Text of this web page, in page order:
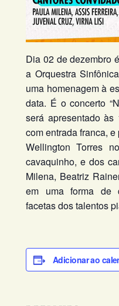
Dia 02 de dezembro
a Orquestra
uma homenagem à
data. É o concerto
será apresentado às
com entrada franca,
Wellington Torres
cavaquinho, e dos
Milena, Beatriz
em uma forma de
facetas dos talentos
Adicionar ao